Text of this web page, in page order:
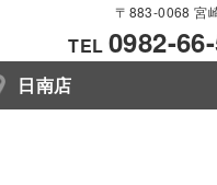
〒883-0068 宮
TEL0982-
日南店